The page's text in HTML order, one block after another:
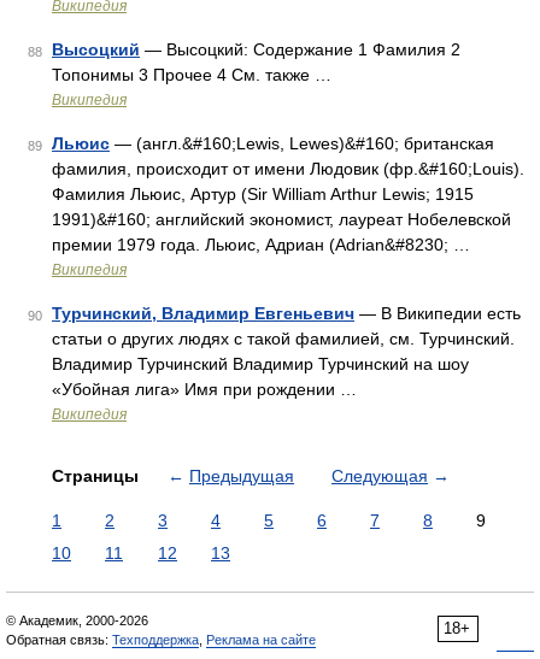
Википедия
88 Высоцкий — Высоцкий: Содержание 1 Фамилия 2
Топонимы 3 Прочее 4 См. также …
Википедия
89 Льюис — (англ.&#160;Lewis, Lewes)&#160; британская
фамилия, происходит от имени Людовик (фр.&#160;Louis).
Фамилия Льюис, Артур (Sir William Arthur Lewis; 1915
1991)&#160; английский экономист, лауреат Нобелевской
премии 1979 года. Льюис, Адриан (Adrian&#8230; …
Википедия
90 Турчинский, Владимир Евгеньевич — В Википедии есть
статьи о других людях с такой фамилией, см. Турчинский.
Владимир Турчинский Владимир Турчинский на шоу
«Убойная лига» Имя при рождении …
Википедия
Страницы ← Предыдущая Следующая →
1 2 3 4 5 6 7 8
9
10
11 12 13
18+
© Академик, 2000-2026
Обратная связь: Техподдержка Реклама на сайте